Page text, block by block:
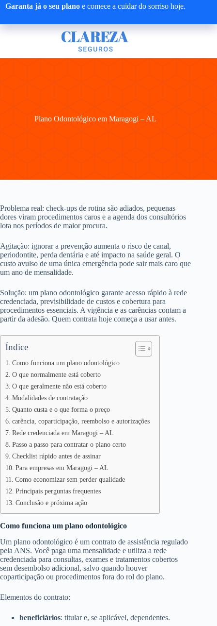
Pular
Garanta já o seu plano e comece a cuidar do sorriso hoje.
Plano Odontológico em Maragogi – AL
Problema real: check-ups de rotina são adiados, pequenas
dores viram procedimentos caros e a agenda dos consultórios
lota nos períodos de maior procura.
Agitação: ignorar a prevenção aumenta o risco de canal,
periodontite, perda dentária e até impacto na saúde geral. O
custo avulso de uma única emergência pode sair mais caro que
um ano de mensalidade.
Solução: um plano odontológico garante acesso rápido à rede
credenciada, previsibilidade de custos e cobertura para
procedimentos essenciais. A vigência e as carências contam a
partir da adesão. Quem contrata hoje começa a usar antes.
Índice
Como funciona um plano odontológico
O que normalmente está coberto
O que geralmente não está coberto
Modalidades de contratação
Quanto custa e o que forma o preço
carência, coparticipação, reembolso e autorizações
Rede credenciada em Maragogi – AL
Passo a passo para contratar o plano certo
Checklist rápido antes de assinar
Para empresas em Maragogi – AL
Como economizar sem perder qualidade
Principais perguntas frequentes
Conclusão e próxima ação
Como funciona um plano odontológico
Um plano odontológico é um contrato de assistência regulado
pela ANS. Você paga uma mensalidade e utiliza a rede
credenciada para consultas, exames e tratamentos cobertos
sem desembolso adicional, salvo quando houver
coparticipação ou procedimentos fora do rol do plano.
Elementos do contrato:
beneficiários: titular e, se aplicável, dependentes.